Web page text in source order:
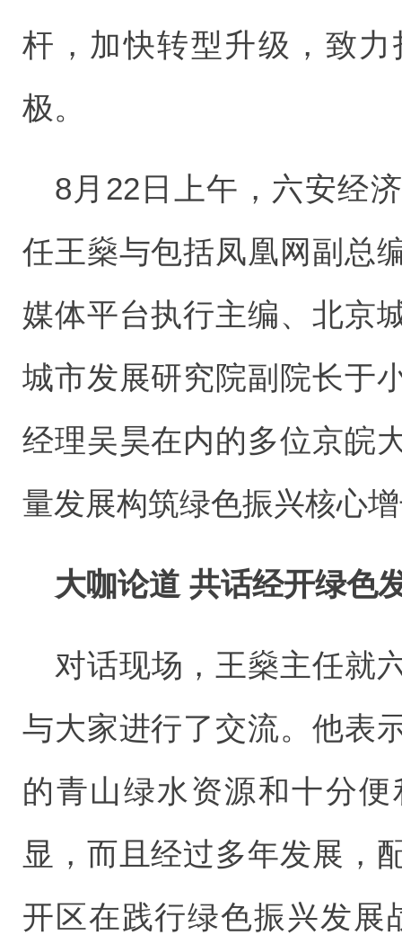
杆，加快转型升级，致
极。
8月22日上午，六安经
任王燊与包括凤凰网副总
媒体平台执行主编、北京
城市发展研究院副院长于
经理吴昊在内的多位京皖
量发展构筑绿色振兴核心
大咖论道 共话经开绿色
对话现场，王燊主任就
与大家进行了交流。他表
的青山绿水资源和十分
显，而且经过多年发展，
开区在践行绿色振兴发展